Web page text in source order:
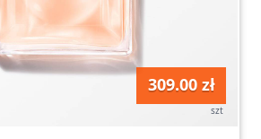
309.00 zł
szt